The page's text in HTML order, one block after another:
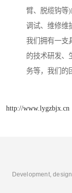
臂、脱缆钩等
调试、维修维
我们拥有一支
的技术研发、
务等，我们的
http://www.lygzbjx.cn
Development,